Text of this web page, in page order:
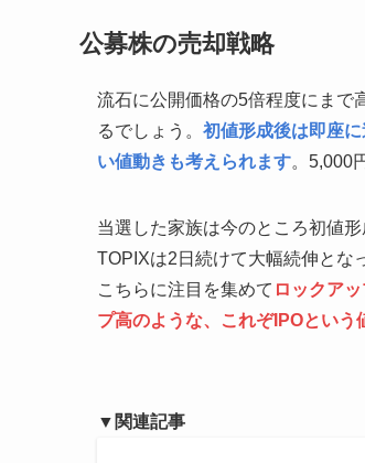
公募株の売却戦略
流石に公開価格の5倍程度にまで
るでしょう。 初値形成後は即座
い値動きも考えられます。5,000
当選した家族は今のところ初値
TOPIXは2日続けて大幅続伸とな
こちらに注目を集めて ロックア
プ高のような、これぞIPOという
▼関連記事